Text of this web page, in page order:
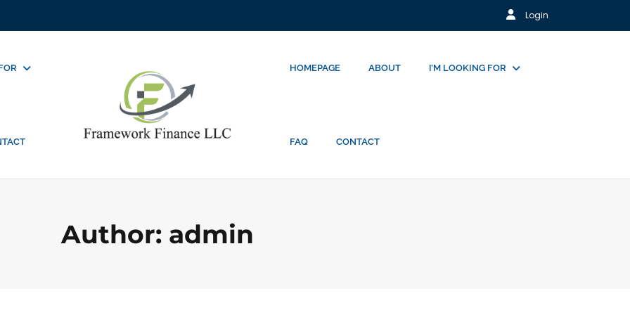
Login
HOMEPAGE ABOUT I’M LOOKING FOR
FAQ CONTACT
Author: admin